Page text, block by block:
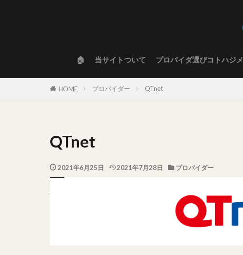
🏠 当サイトついて プロバイダ選びコトハジメ
HOME プロバイダー QTnet
QTnet
2021年6月25日 2021年7月28日 プロバイダー